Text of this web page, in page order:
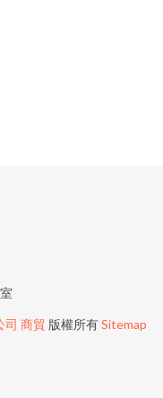
司 商貿 版權所有Sitemap